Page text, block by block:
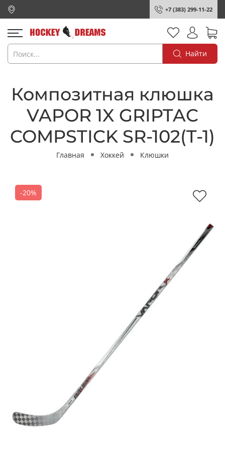
+7 (383) 299-11-22
Найти
Композитная клюшка
VAPOR 1X GRIPTAC
COMPSTICK SR-102(T-1)
Главная Хоккей Клюшки
-20%